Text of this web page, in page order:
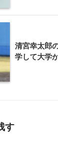
清宮幸太郎
学して大学
す